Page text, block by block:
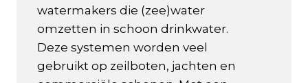
watermakers die (zee)water
omzetten in schoon drinkwater.
Deze systemen worden veel
gebruikt op zeilboten, jachten en